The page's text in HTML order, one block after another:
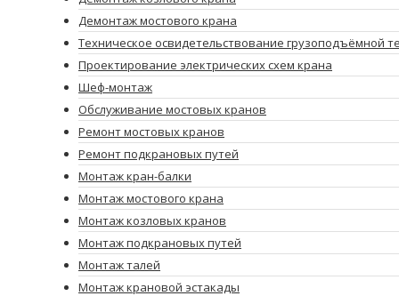
Демонтаж мостового крана
Техническое освидетельствование грузоподъёмной
Проектирование электрических схем крана
Шеф-монтаж
Обслуживание мостовых кранов
Ремонт мостовых кранов
Ремонт подкрановых путей
Монтаж кран-балки
Монтаж мостового крана
Монтаж козловых кранов
Монтаж подкрановых путей
Монтаж талей
Монтаж крановой эстакады